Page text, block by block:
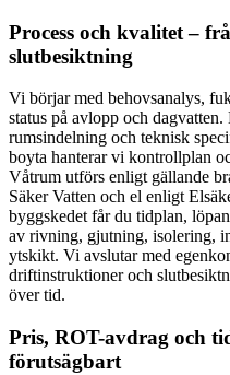
Process och kvalitet –
slutbesiktning
Vi börjar med behovsanalys,
status på avlopp och
rumsindelning och teknisk
boyta hanterar vi kontrollplan
Våtrum utförs enligt gällande
Säker Vatten och el enligt
byggskedet får du tidplan,
av rivning, gjutning, isolering,
ytskikt. Vi avslutar med
driftinstruktioner och
över tid.
Pris, ROT-avdrag och
förutsägbart